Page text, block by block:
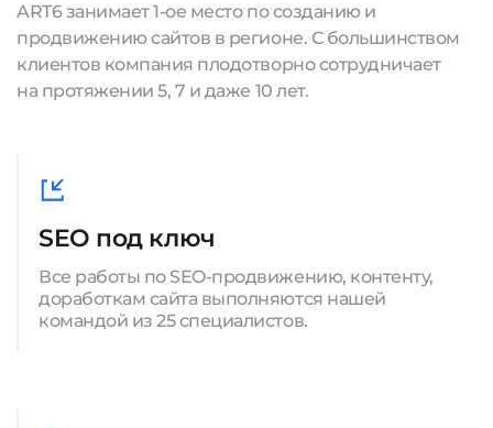
ART6 занимает 1-ое место по созданию и
продвижению сайтов в регионе. С большинством
клиентов компания плодотворно сотрудничает
на протяжении 5, 7 и даже 10 лет.
SEO под ключ
Все работы по SEO-продвижению, контенту,
доработкам сайта выполняются нашей
командой из 25 специалистов.